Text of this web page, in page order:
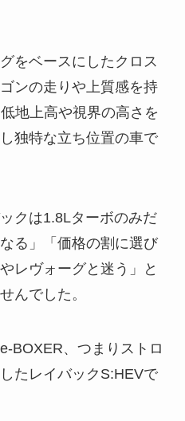
をベースにしたクロス
ンの走りや上質感を持
地上高や視界の高さを
独特な立ち位置の車で
クは1.8Lターボのみだ
る」「価格の割に選び
レヴォーグと迷う」と
んでした。
BOXER、つまりストロ
たレイバックS:HEVで